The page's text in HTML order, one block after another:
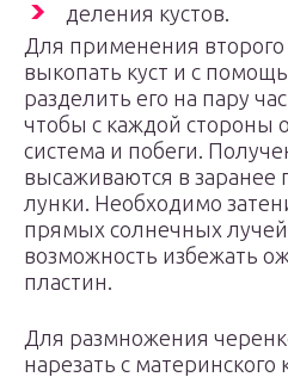
деления кустов.
Для применения второго
выкопать куст и с
разделить его на пару
чтобы с каждой стороны
система и побеги.
высаживаются в заранее
лунки. Необходимо
прямых солнечных
возможность избежать
пластин.
Для размножения
нарезать с материнского